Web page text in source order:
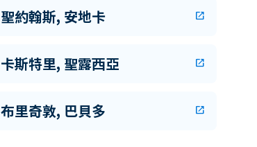
聖約翰斯, 安地卡 open_in_new
卡斯特里, 聖露西亞 open_in_new
布里奇敦, 巴貝多 open_in_new